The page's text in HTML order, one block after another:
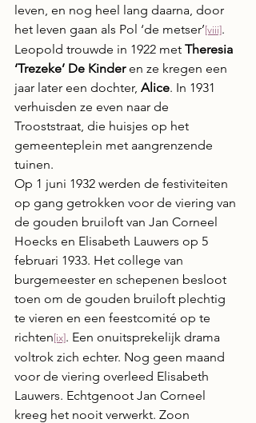
leven, en nog heel lang daarna, door
het leven gaan als Pol ‘de metser’[viii].
Leopold trouwde in 1922 met Theresia
‘Trezeke’ De Kinder en ze kregen een
jaar later een dochter, Alice. In 1931
verhuisden ze even naar de
Trooststraat, die huisjes op het
gemeenteplein met aangrenzende
tuinen.
Op 1 juni 1932 werden de festiviteiten
op gang getrokken voor de viering van
de gouden bruiloft van Jan Corneel
Hoecks en Elisabeth Lauwers op 5
februari 1933. Het college van
burgemeester en schepenen besloot
toen om de gouden bruiloft plechtig
te vieren en een feestcomité op te
richten[ix]. Een onuitsprekelijk drama
voltrok zich echter. Nog geen maand
voor de viering overleed Elisabeth
Lauwers. Echtgenoot Jan Corneel
kreeg het nooit verwerkt. Zoon